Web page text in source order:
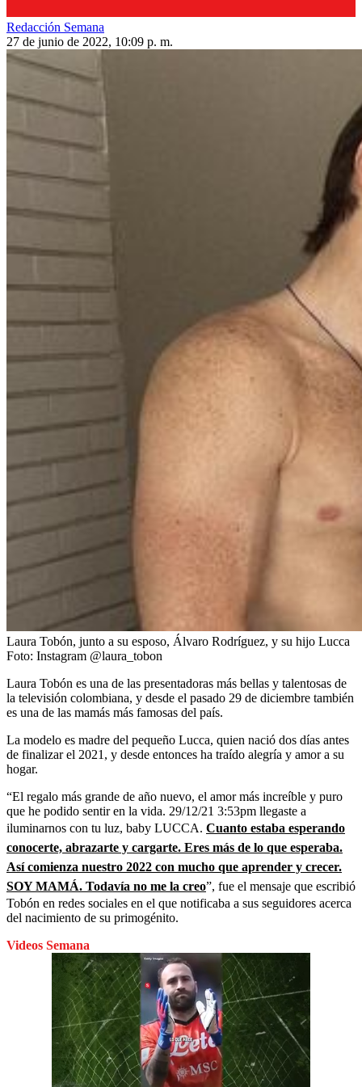
Redacción Semana
27 de junio de 2022, 10:09 p. m.
Laura Tobón, junto a su esposo, Álvaro Rodríguez, y su hijo Lucca
Foto: Instagram @laura_tobon
Laura Tobón es una de las presentadoras más bellas y talentosas de
la televisión colombiana, y desde el pasado 29 de diciembre también
es una de las mamás más famosas del país.
La modelo es madre del pequeño Lucca, quien nació dos días antes
de finalizar el 2021, y desde entonces ha traído alegría y amor a su
hogar.
“El regalo más grande de año nuevo, el amor más increíble y puro
que he podido sentir en la vida. 29/12/21 3:53pm llegaste a
iluminarnos con tu luz, baby LUCCA. Cuanto estaba esperando
conocerte, abrazarte y cargarte. Eres más de lo que esperaba.
Así comienza nuestro 2022 con mucho que aprender y crecer.
SOY MAMÁ. Todavía no me la creo”, fue el mensaje que escribió
Tobón en redes sociales en el que notificaba a sus seguidores acerca
del nacimiento de su primogénito.
Videos Semana